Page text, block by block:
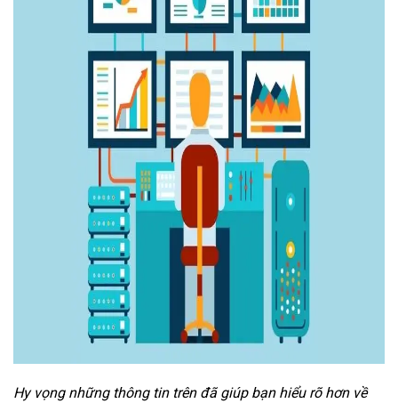
Hy vọng những thông tin trên đã giúp bạn hiểu rõ hơn về